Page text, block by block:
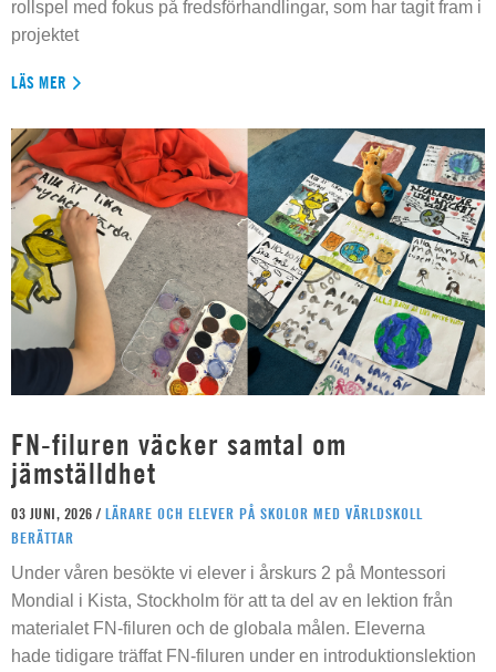
rollspel med fokus på fredsförhandlingar, som har tagit fram i
projektet
LÄS MER
FN-filuren väcker samtal om
jämställdhet
03 JUNI, 2026 / LÄRARE OCH ELEVER PÅ SKOLOR MED VÄRLDSKOLL
BERÄTTAR
Under våren besökte vi elever i årskurs 2 på Montessori
Mondial i Kista, Stockholm för att ta del av en lektion från
materialet FN-filuren och de globala målen. Eleverna
hade tidigare träffat FN-filuren under en introduktionslektion